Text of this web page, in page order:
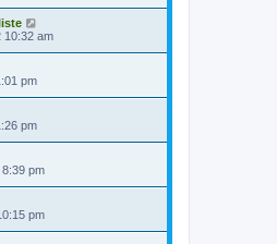
10:32 am
pm
pm
pm
pm